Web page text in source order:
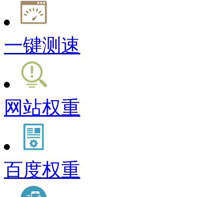
一键测速
网站权重
百度权重